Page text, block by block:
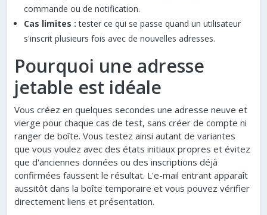
commande ou de notification.
Cas limites : tester ce qui se passe quand un utilisateur
s'inscrit plusieurs fois avec de nouvelles adresses.
Pourquoi une adresse
jetable est idéale
Vous créez en quelques secondes une adresse neuve et
vierge pour chaque cas de test, sans créer de compte ni
ranger de boîte. Vous testez ainsi autant de variantes
que vous voulez avec des états initiaux propres et évitez
que d'anciennes données ou des inscriptions déjà
confirmées faussent le résultat. L'e-mail entrant apparaît
aussitôt dans la boîte temporaire et vous pouvez vérifier
directement liens et présentation.